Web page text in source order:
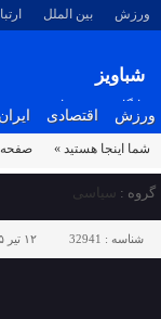
ورزش بین الملل
شباویز
پایگاه خبری شباویز
ورزش اقتصادی ایران
شما اینجا هستید »
گروه : سیاسی
شناسه : 32941 ۱۲ تیر ۱۴۰۵ - ۲۱:۱۴